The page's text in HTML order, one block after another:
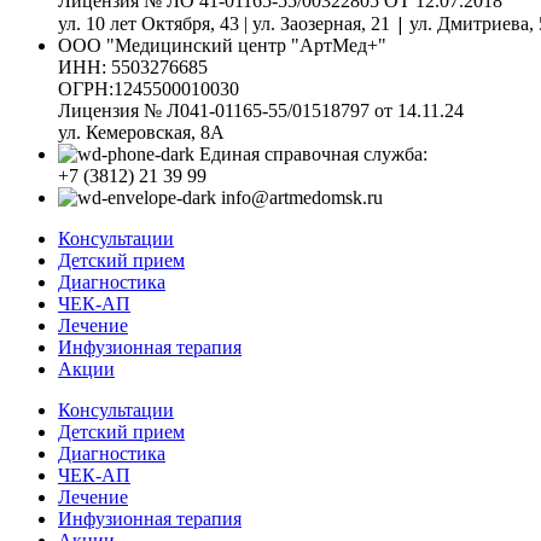
ул. 10 лет Октября, 43 | ул. Заозерная, 21 | ул. Дмитриева,
ООО "Медицинский центр "АртМед+"
ИНН: 5503276685
ОГРН:1245500010030
Лицензия № Л041-01165-55/01518797 от 14.11.24
ул. Кемеровская, 8А
Единая справочная служба:
+7 (3812) 21 39 99
info@artmedomsk.ru
Консультации
Детский прием
Диагностика
ЧЕК-АП
Лечение
Инфузионная терапия
Акции
Консультации
Детский прием
Диагностика
ЧЕК-АП
Лечение
Инфузионная терапия